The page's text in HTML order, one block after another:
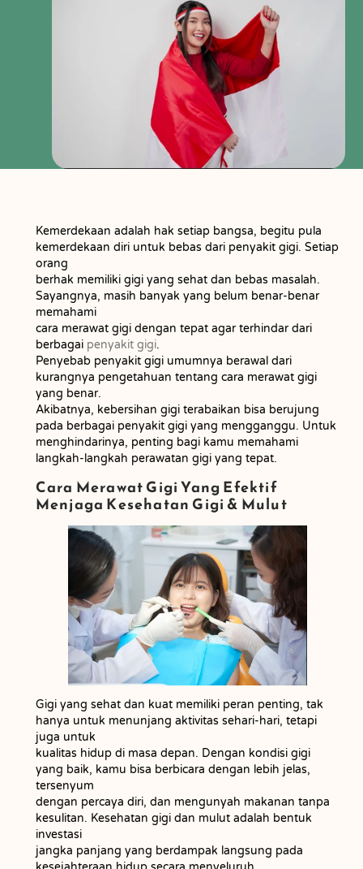
Kemerdekaan adalah hak setiap bangsa, begitu pula
kemerdekaan diri untuk bebas dari penyakit gigi. Setiap
orang
berhak memiliki gigi yang sehat dan bebas masalah.
Sayangnya, masih banyak yang belum benar-benar
memahami
cara merawat gigi dengan tepat agar terhindar dari
berbagai penyakit gigi.
Penyebab penyakit gigi umumnya berawal dari
kurangnya pengetahuan tentang cara merawat gigi
yang benar.
Akibatnya, kebersihan gigi terabaikan bisa berujung
pada berbagai penyakit gigi yang mengganggu. Untuk
menghindarinya, penting bagi kamu memahami
langkah-langkah perawatan gigi yang tepat.
Cara Merawat Gigi Yang Efektif
Menjaga Kesehatan Gigi & Mulut
Gigi yang sehat dan kuat memiliki peran penting, tak
hanya untuk menunjang aktivitas sehari-hari, tetapi
juga untuk
kualitas hidup di masa depan. Dengan kondisi gigi
yang baik, kamu bisa berbicara dengan lebih jelas,
tersenyum
dengan percaya diri, dan mengunyah makanan tanpa
kesulitan. Kesehatan gigi dan mulut adalah bentuk
investasi
jangka panjang yang berdampak langsung pada